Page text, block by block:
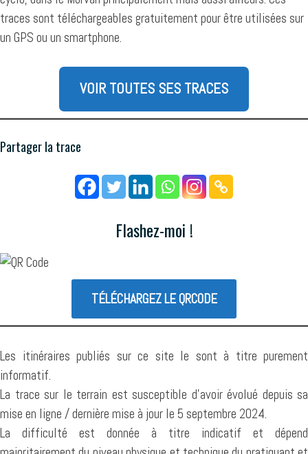
traces sont téléchargeables gratuitement pour être utilisées sur
un GPS ou un smartphone.
VOIR TOUTES SES TRACES
Partager la trace
Flashez-moi !
TÉLÉCHARGEZ LE QRCODE
Les itinéraires publiés sur ce site le sont à titre purement
informatif.
La trace sur le terrain est susceptible d’avoir évolué depuis sa
mise en ligne / dernière mise à jour le 5 septembre 2024.
La difficulté est donnée à titre indicatif et dépend